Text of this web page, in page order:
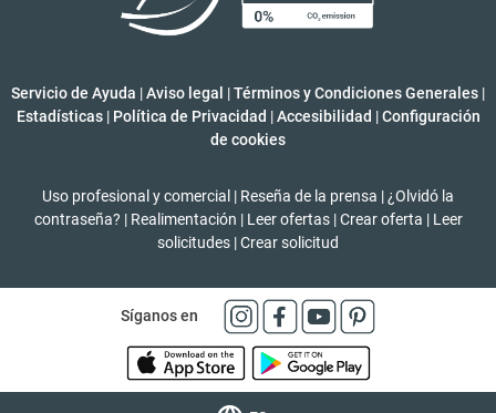
Servicio de Ayuda |Aviso legal |Términos y Condiciones Generales |
Estadísticas | Política de Privacidad | Accesibilidad | Configuración
de cookies
Uso profesional y comercial | Reseña de la prensa | ¿Olvidó la
contraseña? | Realimentación | Leer ofertas | Crear oferta | Leer
solicitudes |Crear solicitud
Síganos en